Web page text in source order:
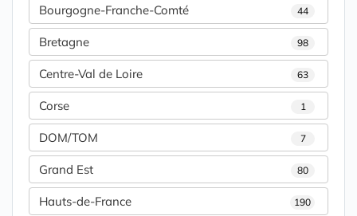
Bourgogne-Franche-Comté 44
Bretagne 98
Centre-Val de Loire 63
Corse 1
DOM/TOM 7
Grand Est 80
Hauts-de-France 190